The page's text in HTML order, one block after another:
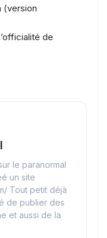
(version
de
le paranormal
un site
Tout petit déjà
de publier des
et aussi de la